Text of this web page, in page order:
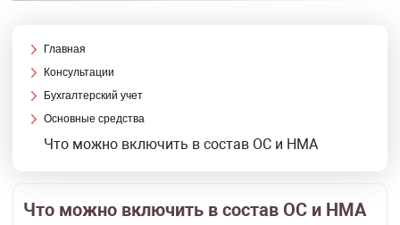
Главная
Консультации
Бухгалтерский учет
Основные средства
Что можно включить в состав ОС и НМА
Что можно включить в состав ОС и НМА